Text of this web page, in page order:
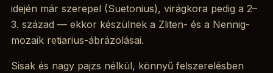
idején már szerepel (Suetonius), virágkora pedig a 2–
3. század — ekkor készülnek a Zliten- és a Nennig-
mozaik retiarius-ábrázolásai.
Sisak és nagy pajzs nélkül, könnyű felszerelésben